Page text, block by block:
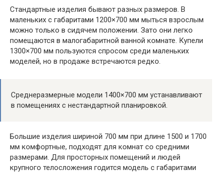
Стандартные изделия бывают разных размеров. В
маленьких с габаритами 1200×700 мм мыться взрослым
можно только в сидячем положении. Зато они легко
помещаются в малогабаритной ванной комнате. Купели
1300×700 мм пользуются спросом среди маленьких
моделей, но в продаже встречаются редко.
Среднеразмерные модели 1400×700 мм устанавливают
в помещениях с нестандартной планировкой.
Большие изделия шириной 700 мм при длине 1500 и 1700
мм комфортные, подходят для комнат со средними
размерами. Для просторных помещений и людей
крупного телосложения годится модель с габаритами